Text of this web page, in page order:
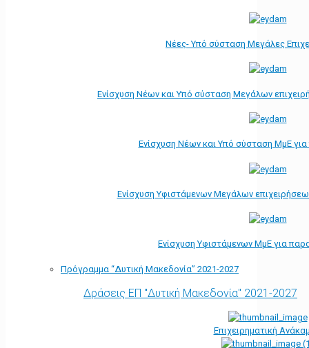
Νέες- Υπό σύσταση Μεγάλες
Ενίσχυση Νέων και Υπό σύσταση Μεγάλων
Ενίσχυση Νέων και Υπό σύσταση ΜμΕ
Ενίσχυση Υφιστάμενων Μεγάλων
Ενίσχυση Υφιστάμενων ΜμΕ για
Πρόγραμμα “Δυτική Μακεδονία” 2021-2027
Δράσεις ΕΠ "Δυτική Μακεδονία" 2021-2027
Επιχειρηματική